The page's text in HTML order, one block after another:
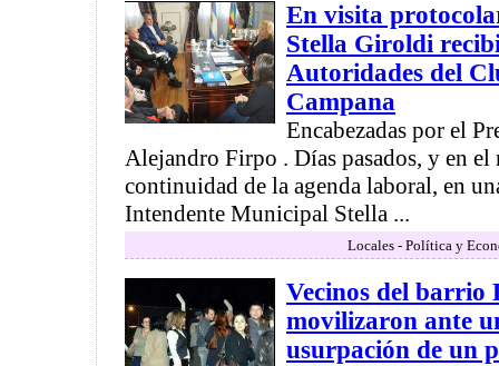
En visita
Stella Giroldi
Autoridades del
Campana
Encabezadas por el
Alejandro Firpo . Días pasados, y en el
continuidad de la agenda laboral, en
Intendente Municipal Stella ...
Locales - Política y
Vecinos del barrio
movilizaron ante
usurpación de un